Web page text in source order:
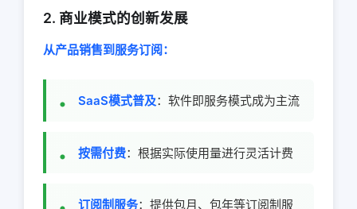
2. 商业模式的创新发展
从产品销售到服务订阅：
SaaS模式普及：软件即服务模式成为主流
按需付费：根据实际使用量进行灵活计费
订阅制服务：提供包月、包年等订阅制服